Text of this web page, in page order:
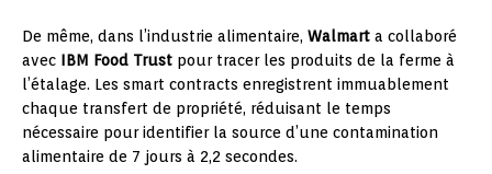
De même, dans l’industrie alimentaire, Walmart a collaboré
avec IBM Food Trust pour tracer les produits de la ferme à
l’étalage. Les smart contracts enregistrent immuablement
chaque transfert de propriété, réduisant le temps
nécessaire pour identifier la source d’une contamination
alimentaire de 7 jours à 2,2 secondes.